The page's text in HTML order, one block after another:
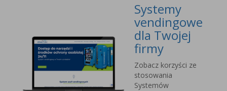
Systemy
vendingowe
dla Twojej
firmy
Zobacz korzyści ze
stosowania
Systemów